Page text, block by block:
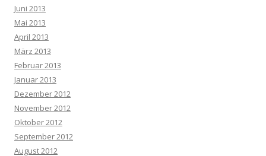
Juni 2013
Mai 2013
April 2013
März 2013
Februar 2013
Januar 2013
Dezember 2012
November 2012
Oktober 2012
September 2012
August 2012